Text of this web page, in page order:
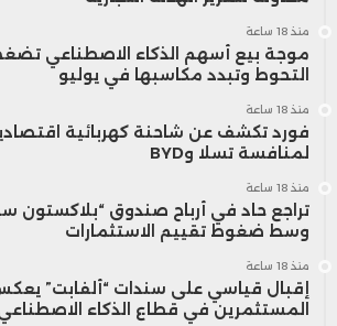
منذ 18 ساعة
موجة بيع أسهم الذكاء الاصطناعي
التحوط وتبدد مكاسبها في يوليو
منذ 18 ساعة
لمنافسة تسلا وBYD
منذ 18 ساعة
تراجع حاد في أرباح صندوق “بلاكستون
وسط ضغوط تقييم الاستثمارات
منذ 18 ساعة
إقبال قياسي على سندات “ألفابت”
المستثمرين في قطاع الذكاء